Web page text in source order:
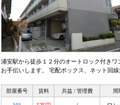
浦安駅から徒歩１２分のオートロック付き
お手伝いします。 宅配ボックス、ネット回
部屋番号 賃料 共益 / 管理費 間